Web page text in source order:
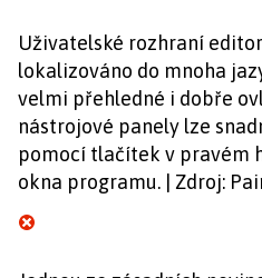
Uživatelské rozhraní
lokalizováno do mnoha
velmi přehledné i dobře
nástrojové panely lze
pomocí tlačítek v pravém
okna programu. | Zdroj: